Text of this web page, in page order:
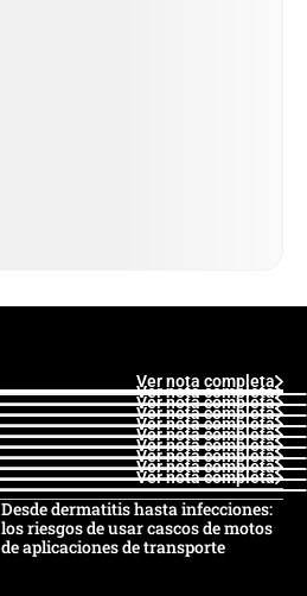
Ver nota completa
Ver nota completa
Ver nota completa
Ver nota completa
Ver nota completa
Ver nota completa
Ver nota completa
Ver nota completa
Ver nota completa
Ver nota completa
Desde dermatitis hasta infecciones:
los riesgos de usar cascos de motos
de aplicaciones de transporte